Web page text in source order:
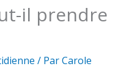
il prendre
/ ParCarole